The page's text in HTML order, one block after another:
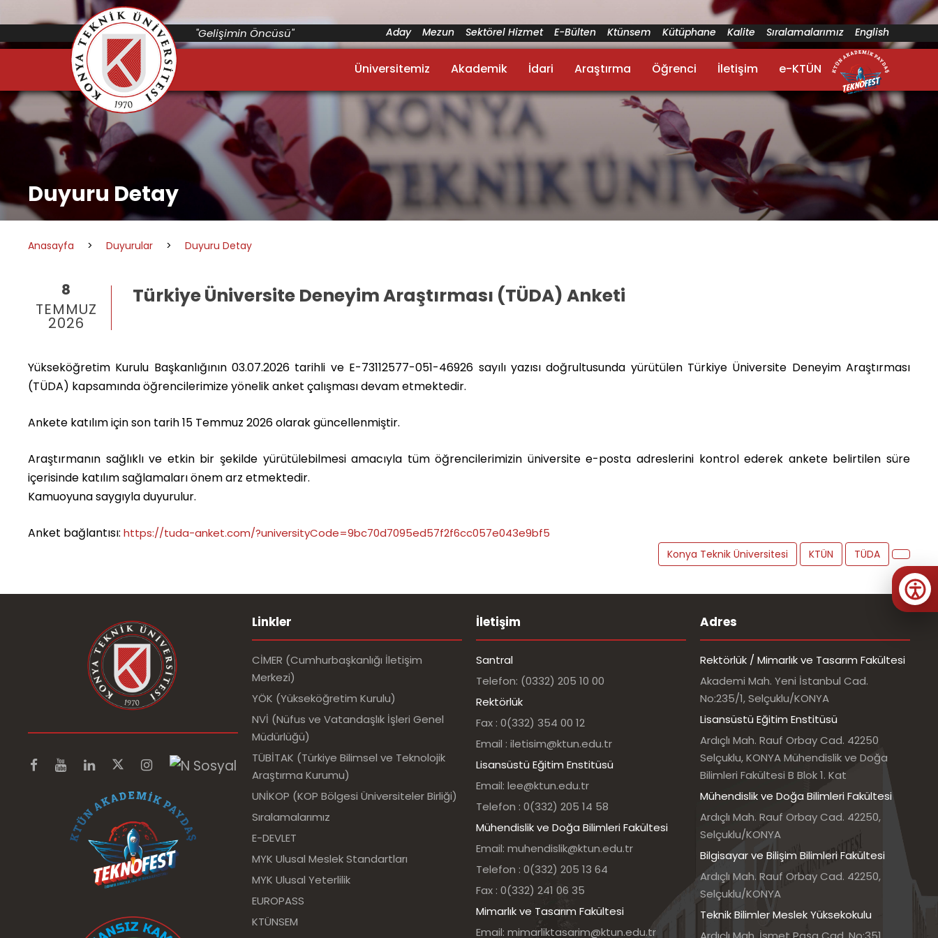
"Gelişimin Öncüsü" Aday Mezun Sektörel Hizmet E-Bülten Ktünsem Kütüphane Kalite Sıralamalarımız English
Üniversitemiz Akademik İdari Araştırma Öğrenci İletişim e-KTÜN
Duyuru Detay
Anasayfa > Duyurular > Duyuru Detay
8
TEMMUZ
2026
Türkiye Üniversite Deneyim Araştırması (TÜDA) Anketi
Yükseköğretim Kurulu Başkanlığının 03.07.2026 tarihli ve E-73112577-051-46926 sayılı yazısı doğrultusunda yürütülen Türkiye Üniversite Deneyim Araştırması
(TÜDA) kapsamında öğrencilerimize yönelik anket çalışması devam etmektedir.
Ankete katılım için son tarih 15 Temmuz 2026olarak güncellenmiştir.
Araştırmanın sağlıklı ve etkin bir şekilde yürütülebilmesi amacıyla tüm öğrencilerimizin üniversite e-posta adreslerini kontrol ederek ankete belirtilen süre
içerisinde katılım sağlamaları önem arz etmektedir.
Kamuoyuna saygıyla duyurulur.
Anket bağlantısı: https://tuda-anket.com/?universityCode=9bc70d7095ed57f2f6cc057e043e9bf5
Konya Teknik Üniversitesi KTÜN TÜDA
Linkler
CİMER (Cumhurbaşkanlığı İletişim
Merkezi)
YÖK (Yükseköğretim Kurulu)
NVİ (Nüfus ve Vatandaşlık İşleri Genel
Müdürlüğü)
TÜBİTAK (Türkiye Bilimsel ve Teknolojik
Araştırma Kurumu)
UNİKOP (KOP Bölgesi Üniversiteler Birliği)
Sıralamalarımız
E-DEVLET
MYK Ulusal Meslek Standartları
MYK Ulusal Yeterlilik
EUROPASS
KTÜNSEM
İletişim
Santral
Telefon: (0332) 205 10 00
Rektörlük
Fax : 0(332) 354 00 12
Email : iletisim@ktun.edu.tr
Lisansüstü Eğitim Enstitüsü
Email: lee@ktun.edu.tr
Telefon : 0(332) 205 14 58
Mühendislik ve Doğa Bilimleri Fakültesi
Email: muhendislik@ktun.edu.tr
Telefon : 0(332) 205 13 64
Fax : 0(332) 241 06 35
Mimarlık ve Tasarım Fakültesi
Email: mimarliktasarim@ktun.edu.tr
Adres
Rektörlük / Mimarlık ve Tasarım Fakültesi
Akademi Mah. Yeni İstanbul Cad.
No:235/1, Selçuklu/KONYA
Lisansüstü Eğitim Enstitüsü
Ardıçlı Mah. Rauf Orbay Cad. 42250
Selçuklu, KONYA Mühendislik ve Doğa
Bilimleri Fakültesi B Blok 1. Kat
Mühendislik ve Doğa Bilimleri Fakültesi
Ardıçlı Mah. Rauf Orbay Cad. 42250,
Selçuklu/KONYA
Bilgisayar ve Bilişim Bilimleri Fakültesi
Ardıçlı Mah. Rauf Orbay Cad. 42250,
Selçuklu/KONYA
Teknik Bilimler Meslek Yüksekokulu